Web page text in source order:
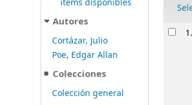
Autores
Cortázar, Julio
Poe, Edgar Allan
Colecciones
Colección general
1.